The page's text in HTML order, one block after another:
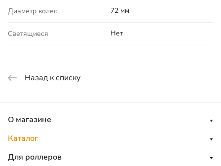
Диаметр колес 72 мм
Светящиеся Нет
Назад к списку
О магазине
Каталог
Для роллеров